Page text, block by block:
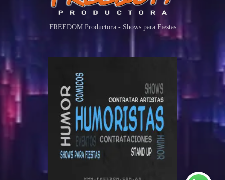
FREEDOM Productora - Shows para Fiestas